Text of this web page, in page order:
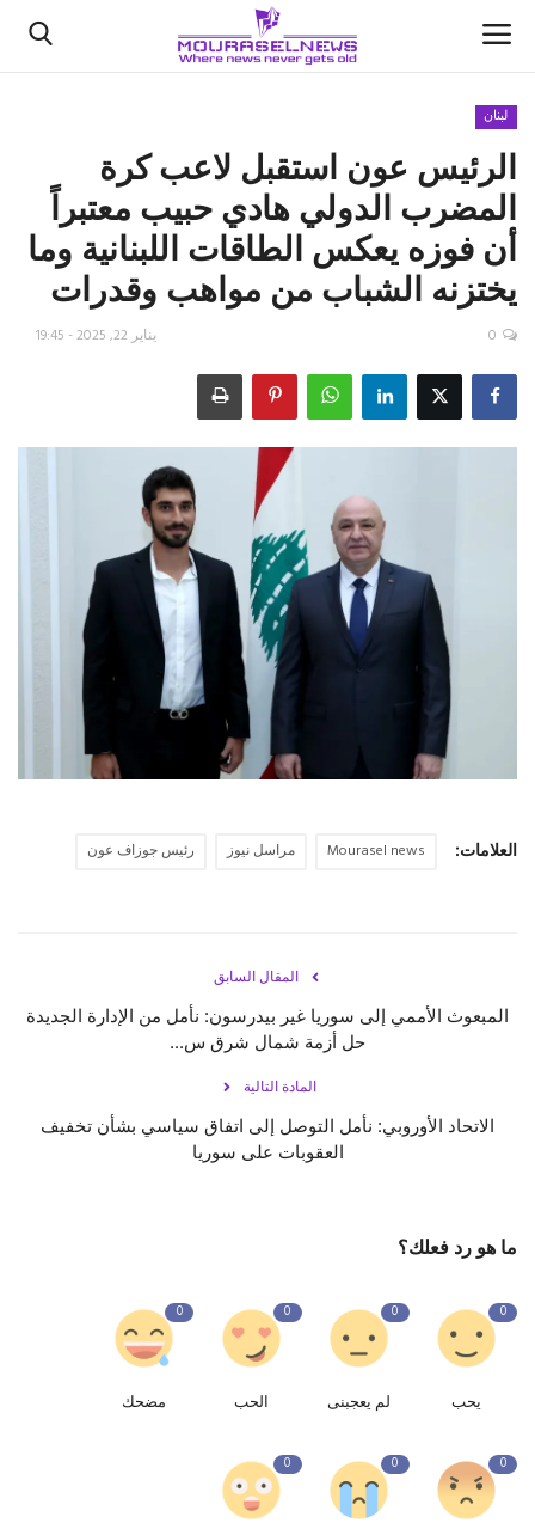
الأخبار
كتّابنا
السعودية
اقتصاد
علوم وتكنولوجيا
لبنان
الرئيس عون استقبل لاعب كرة
المضرب الدولي هادي حبيب معتبراً
أن فوزه يعكس الطاقات اللبنانية وما
يختزنه الشباب من مواهب وقدرات
يناير 22, 2025 - 19:45 0
العلامات: Mourasel news مراسل نيوز رئيس جوزاف عون
المقال السابق
المبعوث الأممي إلى سوريا غير بيدرسون: نأمل من الإدارة الجديدة
حل أزمة شمال شرق س...
المادة التالية
الاتحاد الأوروبي: نأمل التوصل إلى اتفاق سياسي بشأن تخفيف
العقوبات على سوريا
ما هو رد فعلك؟
0
يحب
0
لم يعجبنى
0
الحب
0
مضحك
0
0
0